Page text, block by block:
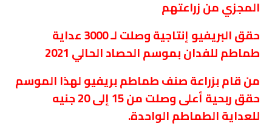
المجزي من زراعتهم
حقق البريفيو إنتاجية وصلت لـ 3000 عداية
طماطم للفدان بموسم الحصاد الحالي 2021
من قام بزراعة صنف طماطم بريفيو لهذا الموسم
حقق ربحية أعلى وصلت من 15 إلى 20 جنيه
للعداية الطماطم الواحدة.